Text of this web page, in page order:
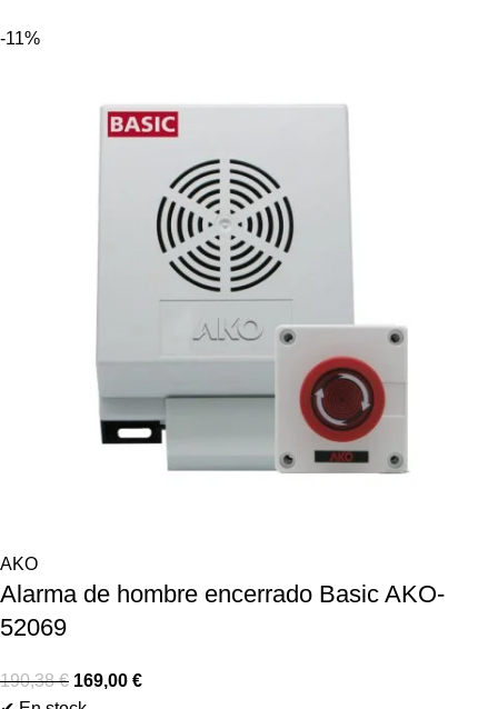
-11%
AKO
Alarma de hombre encerrado Basic AKO-
52069
190,38€ 169,00 €